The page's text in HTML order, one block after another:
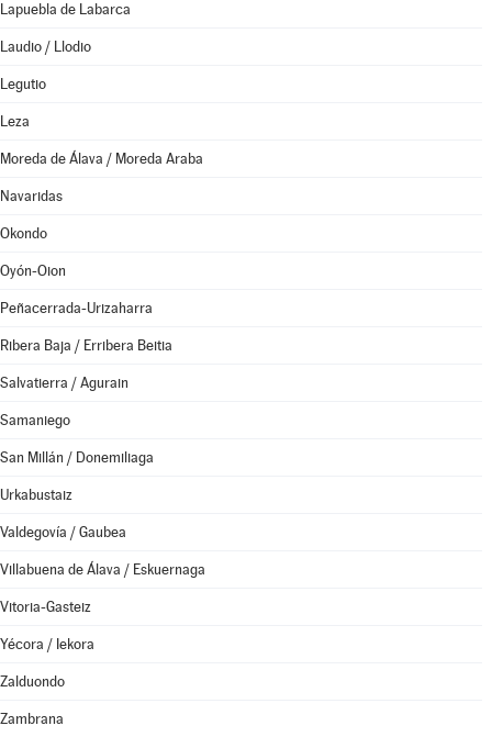
Lapuebla de Labarca
Laudio / Llodio
Legutio
Leza
Moreda de Álava / Moreda Araba
Navaridas
Okondo
Oyón-Oion
Peñacerrada-Urizaharra
Ribera Baja / Erribera Beitia
Salvatierra / Agurain
Samaniego
San Millán / Donemiliaga
Urkabustaiz
Valdegovía / Gaubea
Villabuena de Álava / Eskuernaga
Vitoria-Gasteiz
Yécora / Iekora
Zalduondo
Zambrana